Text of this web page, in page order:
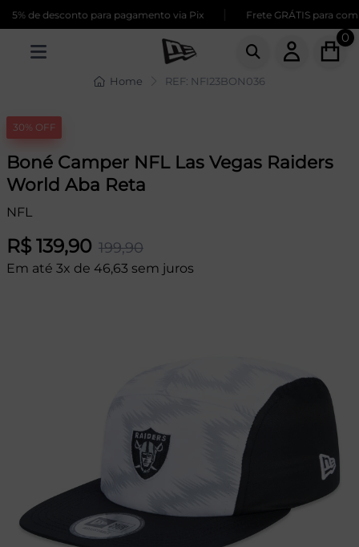
5% de desconto para pagamento via Pix Frete GRÁTIS para
0
Home REF: NFI23BON036
30% OFF
Boné Camper NFL Las Vegas Raiders
World Aba Reta
NFL
R$ 139,90 199,90
Em até 3x de 46,63 sem juros